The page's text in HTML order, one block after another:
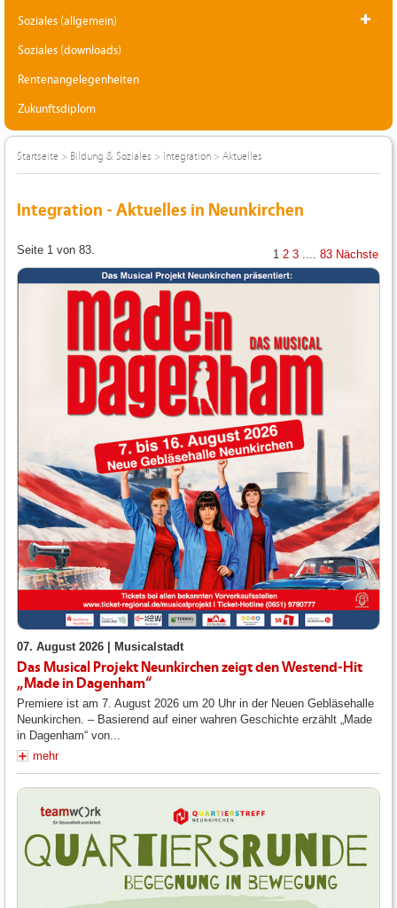
Soziales (allgemein)
Soziales (downloads)
Rentenangelegenheiten
Zukunftsdiplom
Startseite > Bildung & Soziales > Integration > Aktuelles
Integration - Aktuelles in Neunkirchen
Seite 1 von 83. 1 2 3 83 Nächste
07. August 2026 | Musicalstadt
Das Musical Projekt Neunkirchen zeigt den Westend-Hit
„Made in Dagenham“
Premiere ist am 7. August 2026 um 20 Uhr in der Neuen Gebläsehalle
Neunkirchen. – Basierend auf einer wahren Geschichte erzählt „Made
in Dagenham“ von...
mehr